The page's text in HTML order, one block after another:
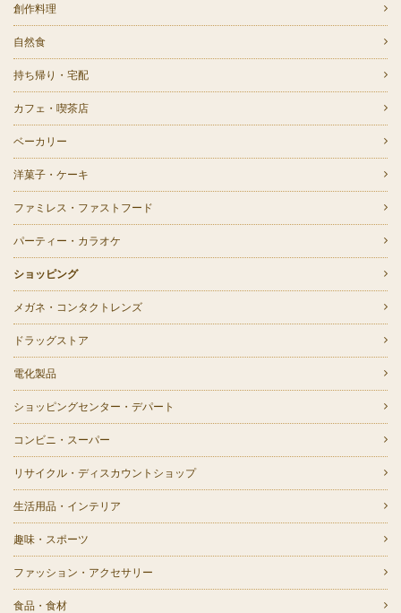
創作料理
自然食
持ち帰り・宅配
カフェ・喫茶店
ベーカリー
洋菓子・ケーキ
ファミレス・ファストフード
パーティー・カラオケ
ショッピング
メガネ・コンタクトレンズ
ドラッグストア
電化製品
ショッピングセンター・デパート
コンビニ・スーパー
リサイクル・ディスカウントショップ
生活用品・インテリア
趣味・スポーツ
ファッション・アクセサリー
食品・食材